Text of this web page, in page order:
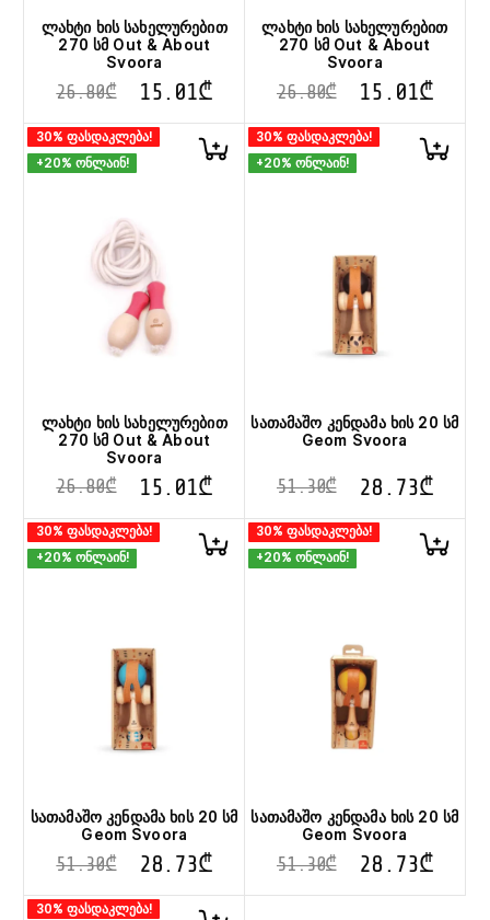
ლახტი ხის სახელურებით
270 სმ Out & About
Svoora
26.80₾ 15.01₾
ლახტი ხის სახელურებით
270 სმ Out & About
Svoora
26.80₾ 15.01₾
30% ფასდაკლება!
+20% ონლაინ!
ლახტი ხის სახელურებით
270 სმ Out & About
Svoora
26.80₾ 15.01₾
30% ფასდაკლება!
+20% ონლაინ!
სათამაშო კენდამა ხის 20 სმ
Geom Svoora
51.30₾ 28.73₾
30% ფასდაკლება!
+20% ონლაინ!
სათამაშო კენდამა ხის 20 სმ
Geom Svoora
51.30₾ 28.73₾
30% ფასდაკლება!
+20% ონლაინ!
სათამაშო კენდამა ხის 20 სმ
Geom Svoora
51.30₾ 28.73₾
30% ფასდაკლება!